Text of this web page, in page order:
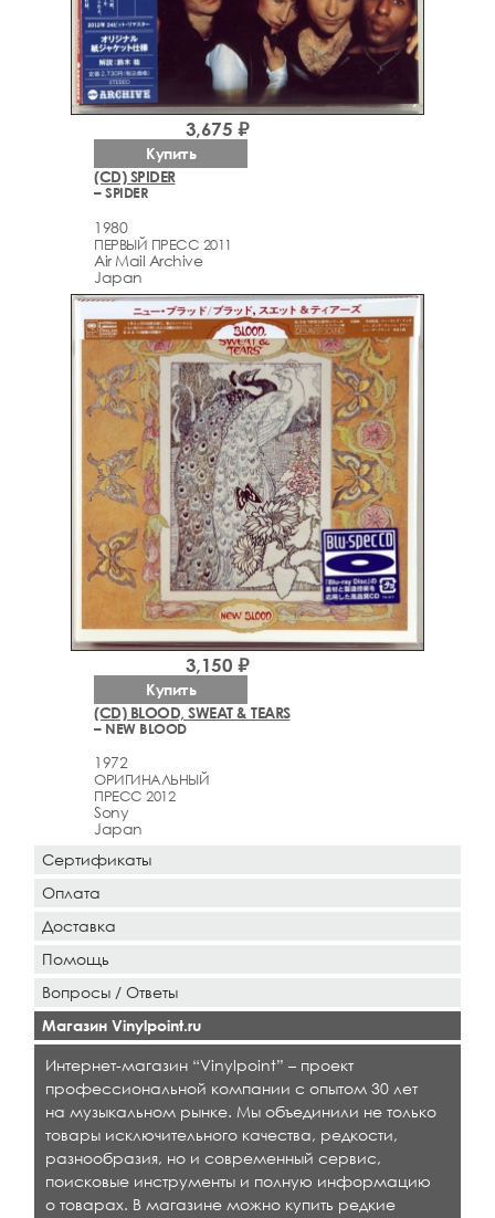
(CD) SPIDER
– SPIDER
1980
ПЕРВЫЙ ПРЕСС 2011
Air Mail Archive
Japan
3,675 ₽
Купить
(CD) BLOOD, SWEAT & TEARS
– NEW BLOOD
1972
ОРИГИНАЛЬНЫЙ
ПРЕСС 2012
Sony
Japan
3,150 ₽
Купить
Сертификаты
Оплата
Доставка
Помощь
Вопросы / Ответы
Магазин Vinylpoint.ru
Интернет-магазин “Vinylpoint” – проект
профессиональной компании с опытом 30 лет
на музыкальном рынке. Мы объединили не только
товары исключительного качества, редкости,
разнообразия, но и современный сервис,
поисковые инструменты и полную информацию
о товарах. В магазине можно купить редкие